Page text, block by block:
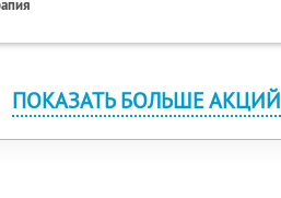
ПОКАЗАТЬ БОЛЬШЕ АКЦИЙ